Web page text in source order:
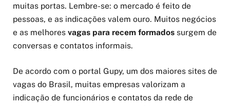
muitas portas. Lembre-se: o mercado é feito de
pessoas, e as indicações valem ouro. Muitos negócios
e as melhores vagas para recem formados surgem de
conversas e contatos informais.
De acordo com o portal Gupy, um dos maiores sites de
vagas do Brasil, muitas empresas valorizam a
indicação de funcionários e contatos da rede de